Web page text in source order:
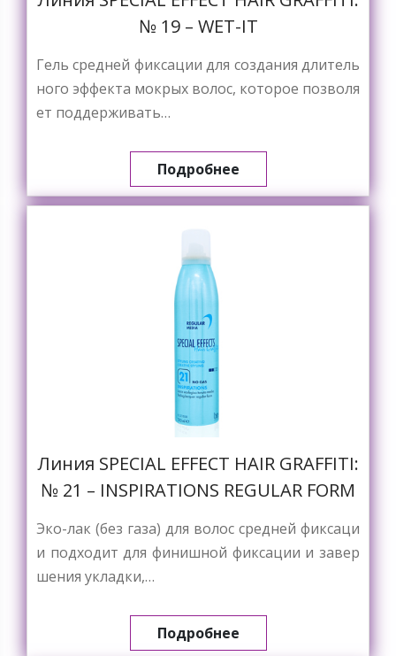
№ 19 – WET-IT
Гель средней фиксации для создания длитель
ного эффекта мокрых волос, которое позволя
ет поддерживать…
Подробнее
Линия SPECIAL EFFECT HAIR GRAFFITI:
№ 21 – INSPIRATIONS REGULAR FORM
Эко-лак (без газа) для волос средней фиксаци
и подходит для финишной фиксации и завер
шения укладки,…
Подробнее